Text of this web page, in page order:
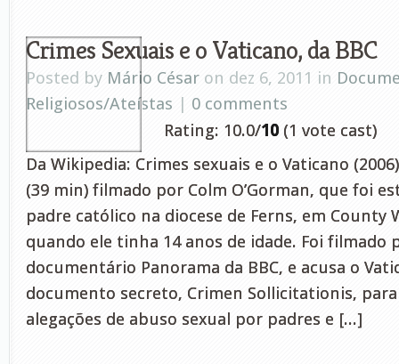
Crimes Sexuais e o Vaticano, da BBC
Posted by Mário César on dez 6, 2011 in
Religiosos/Ateístas | 0 comments
Rating: 10.0/10 (1 vote cast)
Da Wikipedia: Crimes sexuais e o Vaticano
(39 min) filmado por Colm O’Gorman, que foi
padre católico na diocese de Ferns, em County
quando ele tinha 14 anos de idade. Foi filmado
documentário Panorama da BBC, e acusa o
documento secreto, Crimen Sollicitationis,
alegações de abuso sexual por padres e [...]